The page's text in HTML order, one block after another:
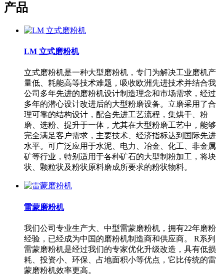
产品
LM 立式磨粉机
立式磨粉机是一种大型磨粉机，专门为解决工业磨机产
量低、耗能高等技术难题，吸收欧洲先进技术并结合我
公司多年先进的磨粉机设计制造理念和市场需求，经过
多年的潜心设计改进后的大型粉磨设备。立磨采用了合
理可靠的结构设计，配合先进工艺流程，集烘干、粉
磨、选粉、提升于一体，尤其在大型粉磨工艺中，能够
完全满足客户需求，主要技术、经济指标达到国际先进
水平。可广泛应用于水泥、电力、冶金、化工、非金属
矿等行业，特别适用于各种矿石的大型制粉加工，将块
状、颗粒状及粉状原料磨成所要求的粉状物料。
雷蒙磨粉机
我们公司专业生产大、中型雷蒙磨粉机，拥有22年磨粉
经验，已经成为中国的磨粉机制造商和供应商。 R系列
雷蒙磨粉机是经过我们的专家优化升级改造，具有低损
耗、投资小、环保、占地面积小等优点，它比传统的雷
蒙磨粉机效率更高。